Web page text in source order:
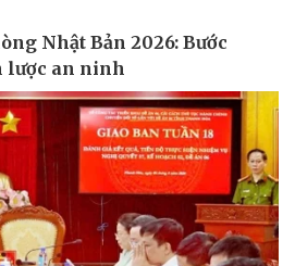
Việt Nam
Phân tích